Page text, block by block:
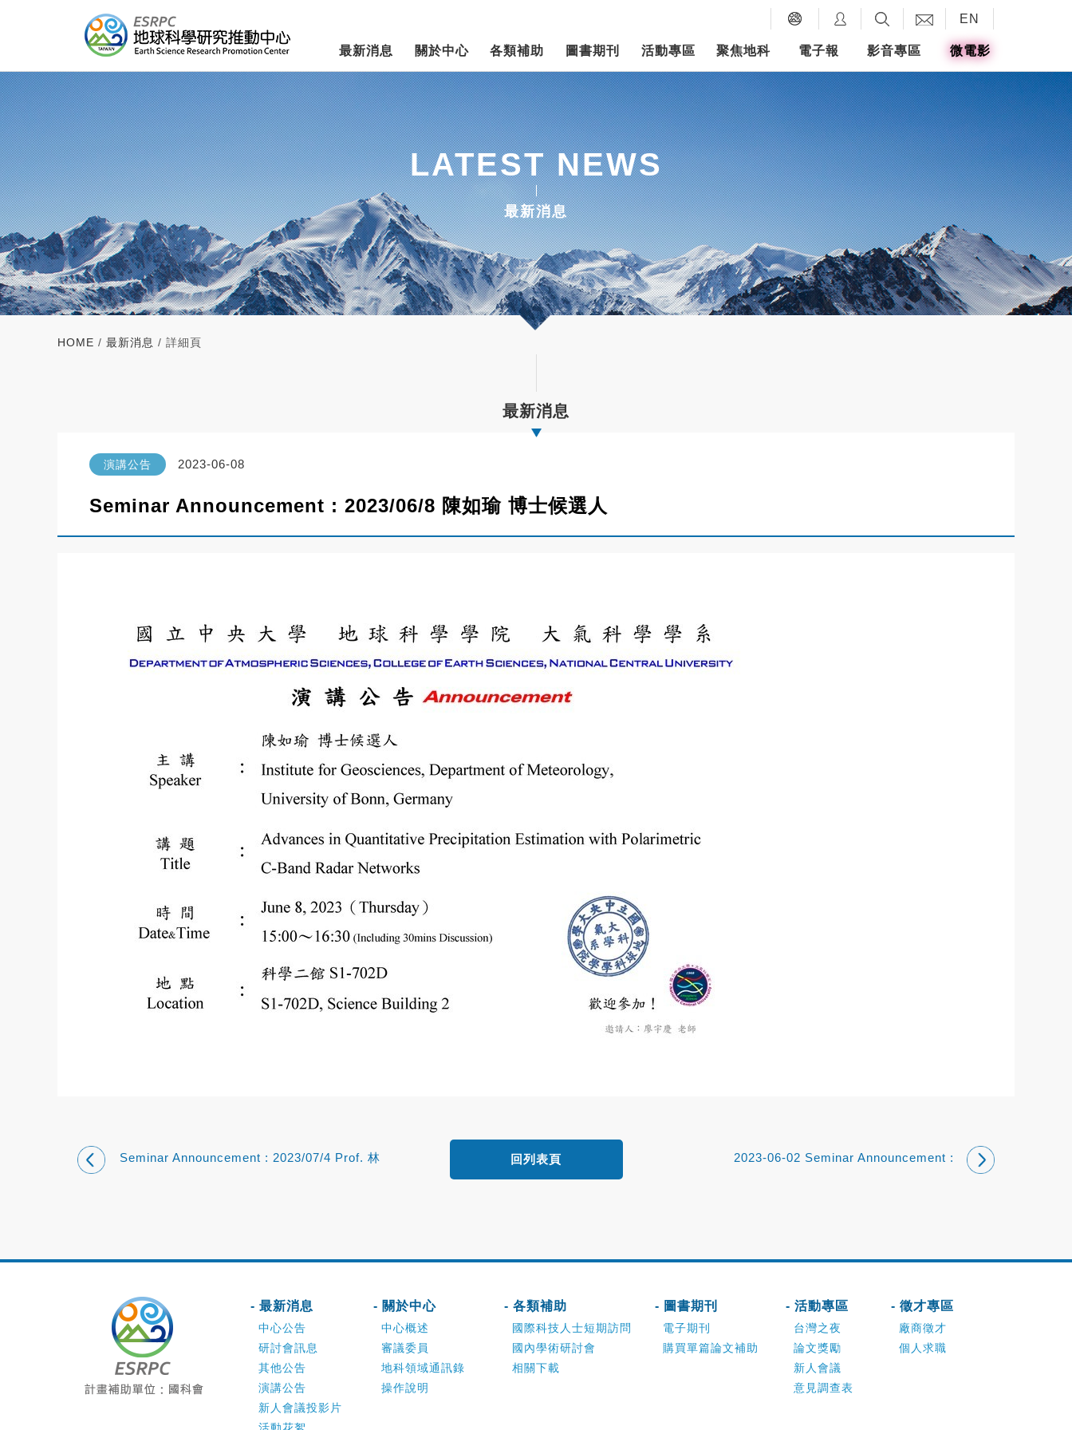
EN
最新消息 關於中心 各類補助 圖書期刊 活動專區 聚焦地科 電子報 影音專區 微電影
LATEST NEWS
最新消息
HOME / 最新消息 / 詳細頁
最新消息
演講公告 2023-06-08
Seminar Announcement : 2023/06/8 陳如瑜 博士候選人
Seminar Announcement : 2023/07/4 Prof. 林
2023-06-02 Seminar Announcement :
回列表頁
- 最新消息
中心公告
研討會訊息
其他公告
演講公告
新人會議投影片
- 關於中心
中心概述
審議委員
地科領域通訊錄
操作說明
- 各類補助
國際科技人士短期訪問
國內學術研討會
相關下載
- 圖書期刊
電子期刊
購買單篇論文補助
- 活動專區
台灣之夜
論文獎勵
新人會議
意見調查表
- 徵才專區
廠商徵才
個人求職